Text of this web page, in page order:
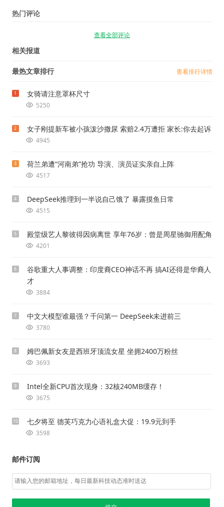
热门评论
查看全部评论
相关报道
最热文章排行 查看排行详情
1 女骑请注意罩杯尺寸
5250
2 女子刚提新车被小孩泼沙撒尿 索赔2.4万遭拒 家长:你去起诉
4945
3 荷兰弟遭“河南弟”抢功 导演、演员证实亲自上阵
4517
4 DeepSeek推理到一半说自己饿了 暴露摸鱼日常
4515
5 殿堂级艺人黎彼得因病离世 享年76岁：曾是周星驰御用配角
4201
6
谷歌重大人事调整：印度裔CEO神话不再 搞AI还得是华裔人
才
3884
7 中文大模型谁最强？千问第一 DeepSeek未进前三
3780
8 姆巴佩新女友是西班牙顶流女星 坐拥2400万粉丝
3693
9 Intel全新CPU首次现身：32核240MB缓存！
3675
10 七夕将至 德芙巧克力心语礼盒大促：19.9元到手
3598
邮件订阅